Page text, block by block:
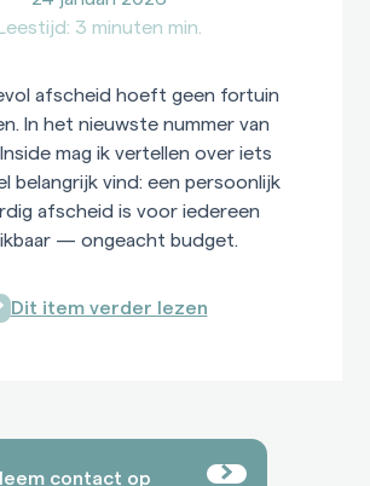
Leestijd: 3 minuten min.
afscheid hoeft geen fortuin
In het nieuwste nummer van
mag ik vertellen over iets
belangrijk vind: een persoonlijk
afscheid is voor iedereen
— ongeacht budget.
Dit item verder lezen
contact op